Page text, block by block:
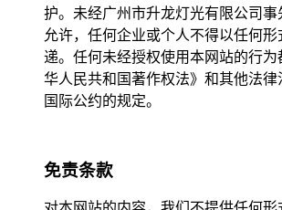
护。未经广州市升龙灯光有限公司事
允许，任何企业或个人不得以任何形
递。任何未经授权使用本网站的行为
华人民共和国著作权法》和其他法律
国际公约的规定。
免责条款